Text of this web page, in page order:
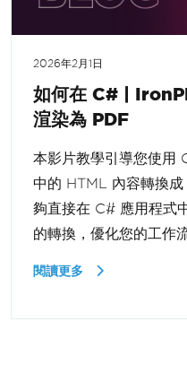
2026年2月1日
如何在 C# |
渲染為 PDF
本影片教學引導您使
中的 HTML 內容轉換
夠直接在 C# 應用程式
的轉換，優化您的工作
閱讀更多